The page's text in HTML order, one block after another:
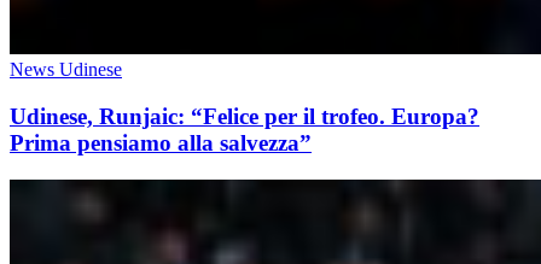
News Udinese
Udinese, Runjaic: “Felice per il trofeo. Europa?
Prima pensiamo alla salvezza”